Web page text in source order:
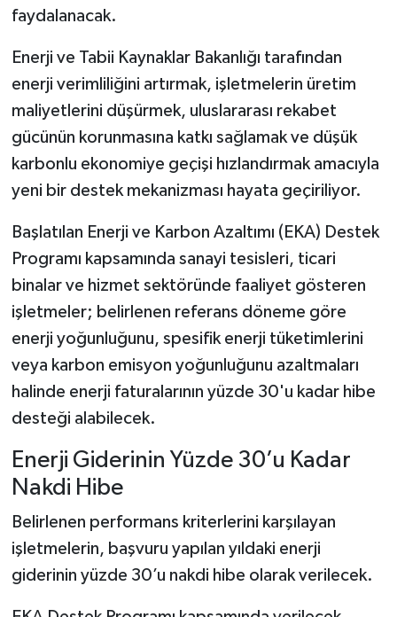
faydalanacak.
Enerji ve Tabii Kaynaklar Bakanlığı tarafından
enerji verimliliğini artırmak, işletmelerin üretim
maliyetlerini düşürmek, uluslararası rekabet
gücünün korunmasına katkı sağlamak ve düşük
karbonlu ekonomiye geçişi hızlandırmak amacıyla
yeni bir destek mekanizması hayata geçiriliyor.
Başlatılan Enerji ve Karbon Azaltımı (EKA) Destek
Programı kapsamında sanayi tesisleri, ticari
binalar ve hizmet sektöründe faaliyet gösteren
işletmeler; belirlenen referans döneme göre
enerji yoğunluğunu, spesifik enerji tüketimlerini
veya karbon emisyon yoğunluğunu azaltmaları
halinde enerji faturalarının yüzde 30'u kadar hibe
desteği alabilecek.
Enerji Giderinin Yüzde 30’u Kadar
Nakdi Hibe
Belirlenen performans kriterlerini karşılayan
işletmelerin, başvuru yapılan yıldaki enerji
giderinin yüzde 30’u nakdi hibe olarak verilecek.